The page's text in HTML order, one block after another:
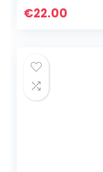
€22.00